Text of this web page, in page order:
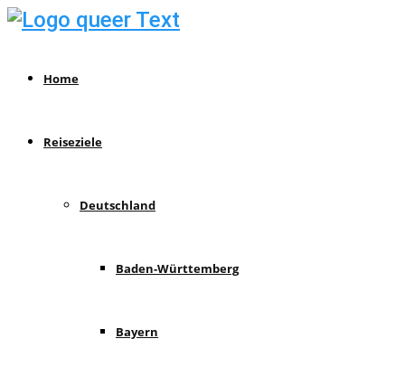
Home
Reiseziele
Deutschland
Baden-Württemberg
Bayern